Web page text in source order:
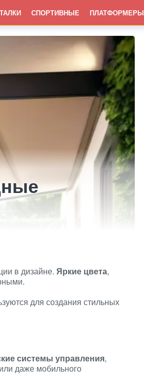
СПОРТИВНЫЕ ПЛАТФОРМЕРЫ
в дизайне. Яркие цвета,
для создания стильных
системы управления,
даже мобильного